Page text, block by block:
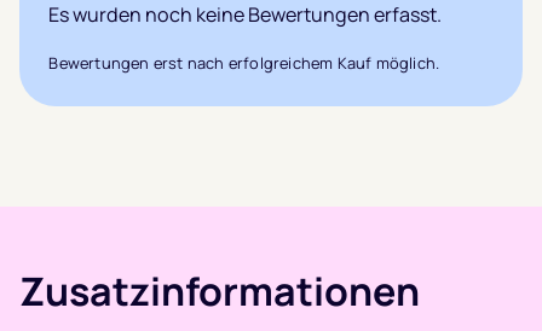
Es wurden noch keine Bewertungen erfasst.
Bewertungen erst nach erfolgreichem Kauf möglich.
Zusatzinformationen